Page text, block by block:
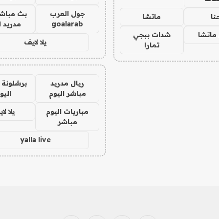
ماتشا
شدات ببجي
تمارا
جول العرب
goalarab
بث
مدريد
يلا لايف
ريال مدريد
مباشر اليوم
مباريات اليوم
مباشر
يلا
yalla live